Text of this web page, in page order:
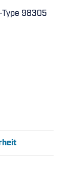
98305